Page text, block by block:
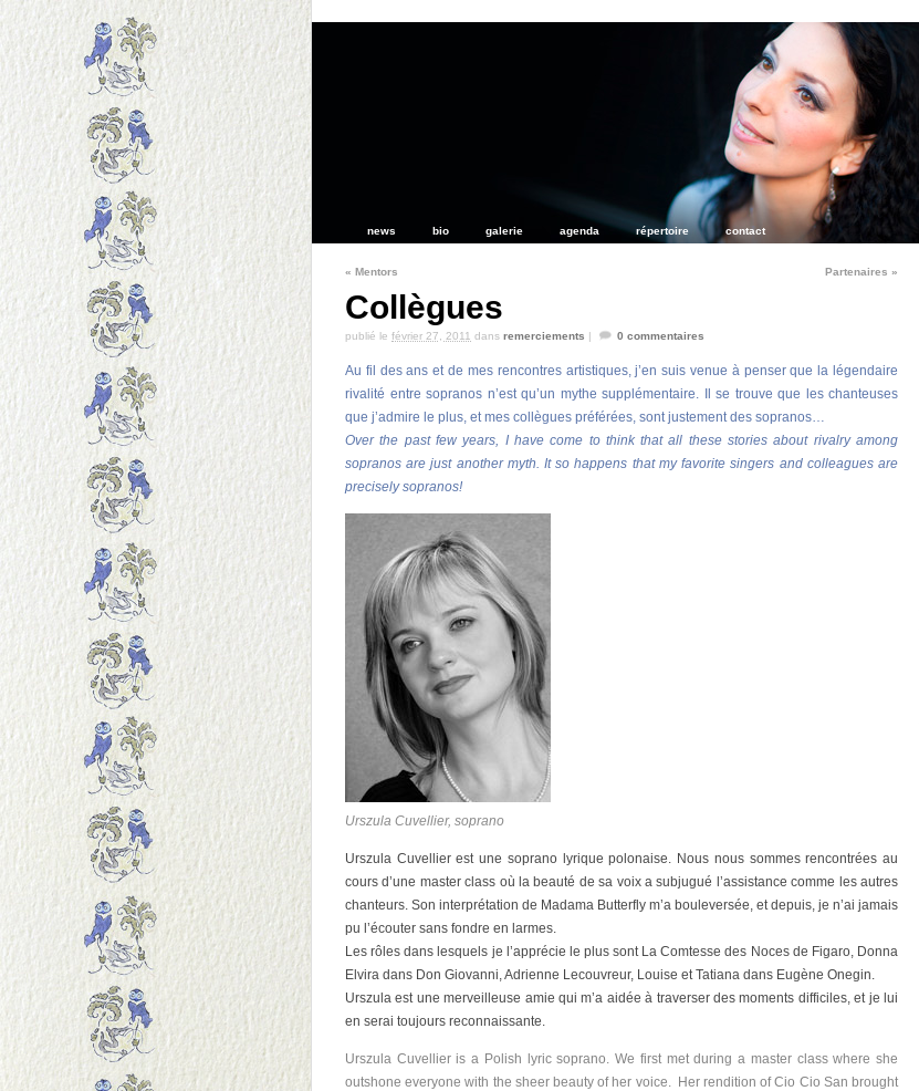
news bio galerie agenda répertoire contact
« Mentors Partenaires »
Collègues
publié le février 27, 2011 dans remerciements | 0 commentaires
Au fil des ans et de mes rencontres artistiques, j’en suis venue à penser que la légendaire
rivalité entre sopranos n’est qu’un mythe supplémentaire. Il se trouve que les chanteuses
que j’admire le plus, et mes collègues préférées, sont justement des sopranos…
Over the past few years, I have come to think that all these stories about rivalry among
sopranos are just another myth. It so happens that my favorite singers and colleagues are
precisely sopranos!
Urszula Cuvellier, soprano
Urszula Cuvellier est une soprano lyrique polonaise. Nous nous sommes rencontrées au
cours d’une master class où la beauté de sa voix a subjugué l’assistance comme les autres
chanteurs. Son interprétation de Madama Butterfly m’a bouleversée, et depuis, je n’ai jamais
pu l’écouter sans fondre en larmes.
Les rôles dans lesquels je l’apprécie le plus sont La Comtesse des Noces de Figaro, Donna
Elvira dans Don Giovanni, Adrienne Lecouvreur, Louise et Tatiana dans Eugène Onegin.
Urszula est une merveilleuse amie qui m’a aidée à traverser des moments difficiles, et je lui
en serai toujours reconnaissante.
Urszula Cuvellier is a Polish lyric soprano. We first met during a master class where she
outshone everyone with the sheer beauty of her voice. Her rendition of Cio Cio San brought